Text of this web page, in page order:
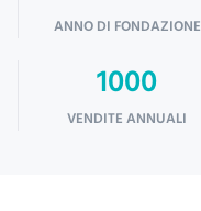
ANNO DI FONDAZIONE
1000
VENDITE ANNUALI